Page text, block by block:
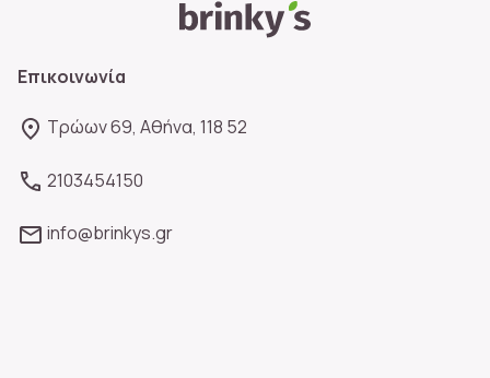
Επικοινωνία
Τρώων 69, Αθήνα, 118 52
2103454150
info@brinkys.gr